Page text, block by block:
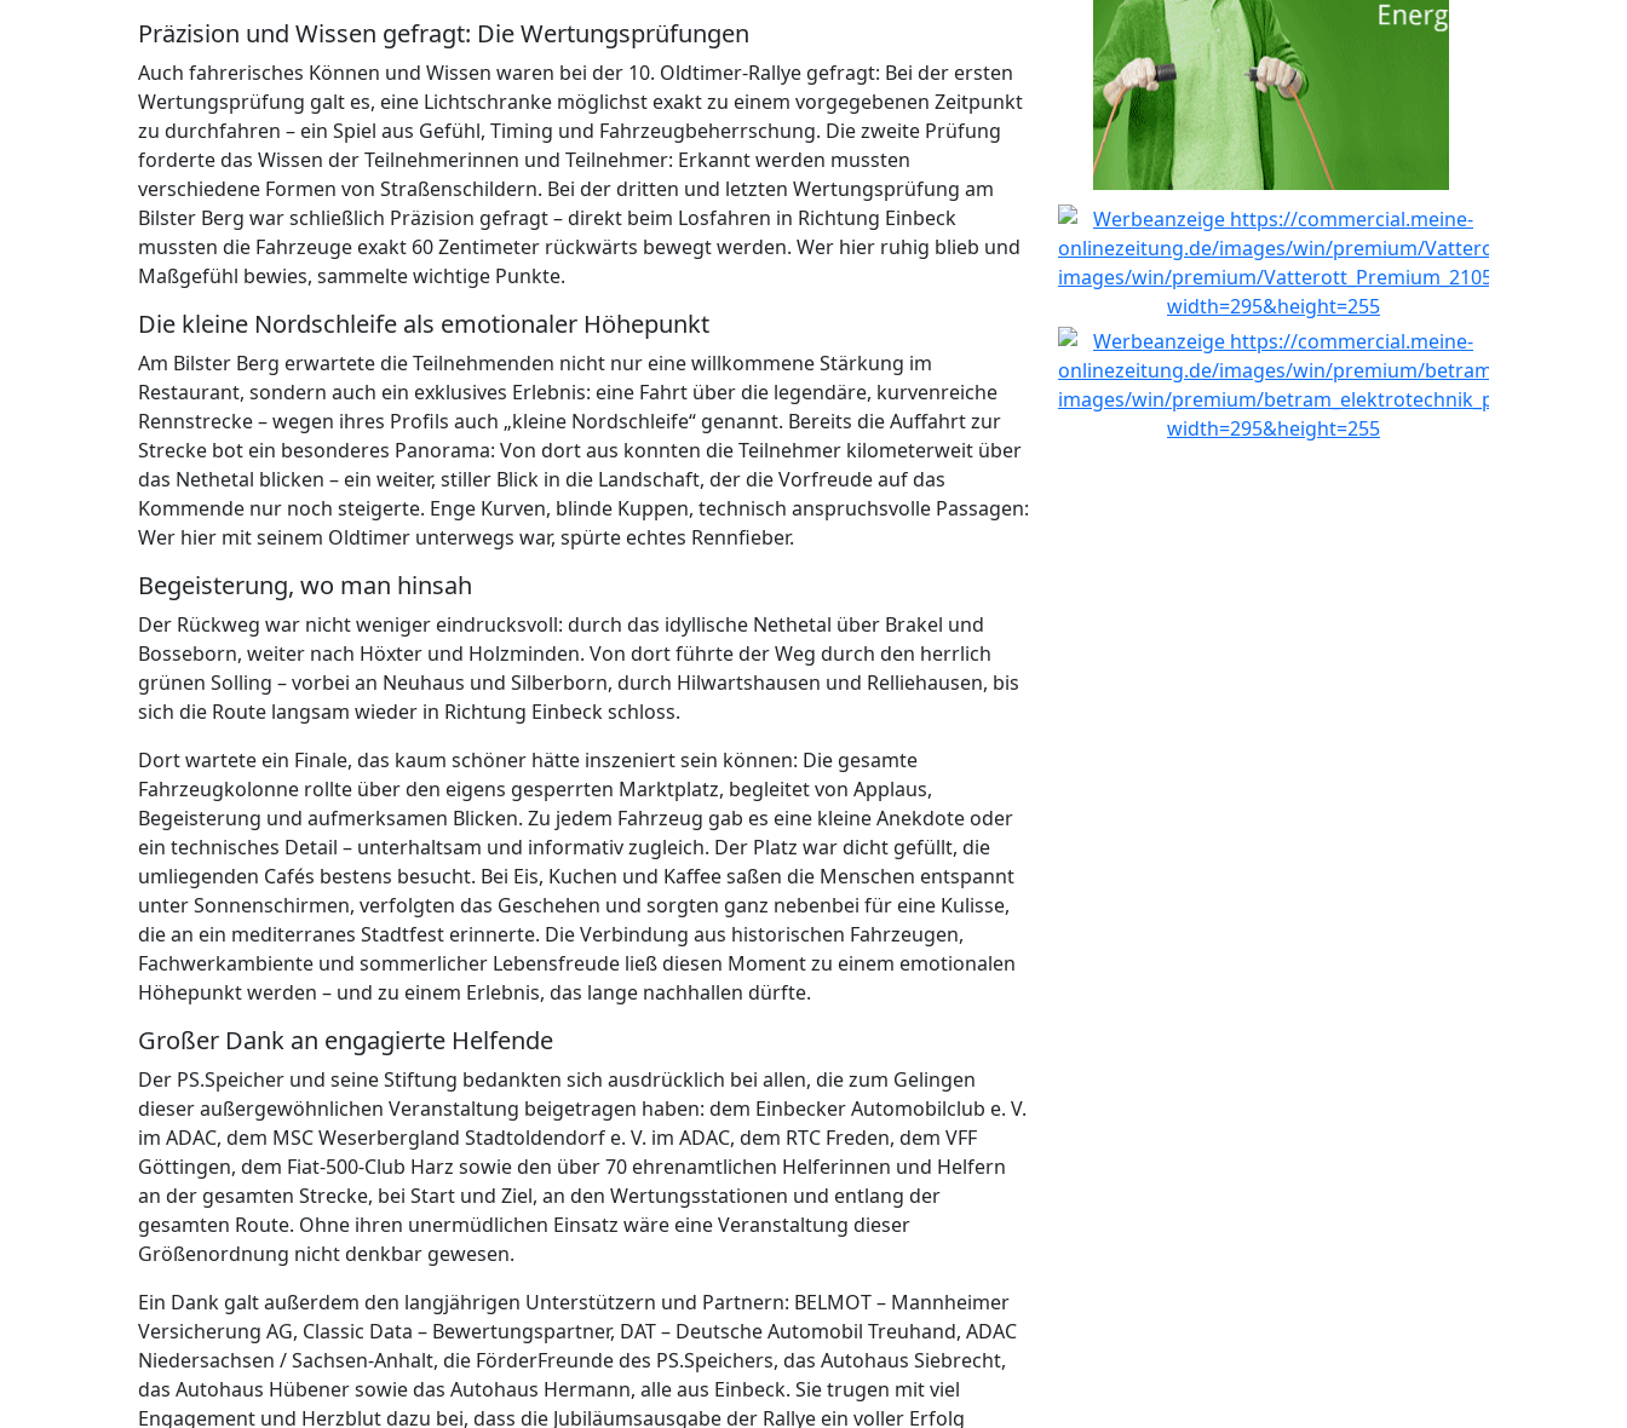
Präzision und Wissen gefragt: Die Wertungsprüfungen
Auch fahrerisches Können und Wissen waren bei der 10. Oldtimer-Rallye gefragt: Bei der ersten
Wertungsprüfung galt es, eine Lichtschranke möglichst exakt zu einem vorgegebenen Zeitpunkt
zu durchfahren – ein Spiel aus Gefühl, Timing und Fahrzeugbeherrschung. Die zweite Prüfung
forderte das Wissen der Teilnehmerinnen und Teilnehmer: Erkannt werden mussten
verschiedene Formen von Straßenschildern. Bei der dritten und letzten Wertungsprüfung am
Bilster Berg war schließlich Präzision gefragt – direkt beim Losfahren in Richtung Einbeck
mussten die Fahrzeuge exakt 60 Zentimeter rückwärts bewegt werden. Wer hier ruhig blieb und
Maßgefühl bewies, sammelte wichtige Punkte.
Die kleine Nordschleife als emotionaler Höhepunkt
Am Bilster Berg erwartete die Teilnehmenden nicht nur eine willkommene Stärkung im
Restaurant, sondern auch ein exklusives Erlebnis: eine Fahrt über die legendäre, kurvenreiche
Rennstrecke – wegen ihres Profils auch „kleine Nordschleife“ genannt. Bereits die Auffahrt zur
Strecke bot ein besonderes Panorama: Von dort aus konnten die Teilnehmer kilometerweit über
das Nethetal blicken – ein weiter, stiller Blick in die Landschaft, der die Vorfreude auf das
Kommende nur noch steigerte. Enge Kurven, blinde Kuppen, technisch anspruchsvolle Passagen:
Wer hier mit seinem Oldtimer unterwegs war, spürte echtes Rennfieber.
Begeisterung, wo man hinsah
Der Rückweg war nicht weniger eindrucksvoll: durch das idyllische Nethetal über Brakel und
Bosseborn, weiter nach Höxter und Holzminden. Von dort führte der Weg durch den herrlich
grünen Solling – vorbei an Neuhaus und Silberborn, durch Hilwartshausen und Relliehausen, bis
sich die Route langsam wieder in Richtung Einbeck schloss.
Dort wartete ein Finale, das kaum schöner hätte inszeniert sein können: Die gesamte
Fahrzeugkolonne rollte über den eigens gesperrten Marktplatz, begleitet von Applaus,
Begeisterung und aufmerksamen Blicken. Zu jedem Fahrzeug gab es eine kleine Anekdote oder
ein technisches Detail – unterhaltsam und informativ zugleich. Der Platz war dicht gefüllt, die
umliegenden Cafés bestens besucht. Bei Eis, Kuchen und Kaffee saßen die Menschen entspannt
unter Sonnenschirmen, verfolgten das Geschehen und sorgten ganz nebenbei für eine Kulisse,
die an ein mediterranes Stadtfest erinnerte. Die Verbindung aus historischen Fahrzeugen,
Fachwerkambiente und sommerlicher Lebensfreude ließ diesen Moment zu einem emotionalen
Höhepunkt werden – und zu einem Erlebnis, das lange nachhallen dürfte.
Großer Dank an engagierte Helfende
Der PS.Speicher und seine Stiftung bedankten sich ausdrücklich bei allen, die zum Gelingen
dieser außergewöhnlichen Veranstaltung beigetragen haben: dem Einbecker Automobilclub e. V.
im ADAC, dem MSC Weserbergland Stadtoldendorf e. V. im ADAC, dem RTC Freden, dem VFF
Göttingen, dem Fiat-500-Club Harz sowie den über 70 ehrenamtlichen Helferinnen und Helfern
an der gesamten Strecke, bei Start und Ziel, an den Wertungsstationen und entlang der
gesamten Route. Ohne ihren unermüdlichen Einsatz wäre eine Veranstaltung dieser
Größenordnung nicht denkbar gewesen.
Ein Dank galt außerdem den langjährigen Unterstützern und Partnern: BELMOT – Mannheimer
Versicherung AG, Classic Data – Bewertungspartner, DAT – Deutsche Automobil Treuhand, ADAC
Niedersachsen / Sachsen-Anhalt, die FörderFreunde des PS.Speichers, das Autohaus Siebrecht,
das Autohaus Hübener sowie das Autohaus Hermann, alle aus Einbeck. Sie trugen mit viel
Engagement und Herzblut dazu bei, dass die Jubiläumsausgabe der Rallye ein voller Erfolg